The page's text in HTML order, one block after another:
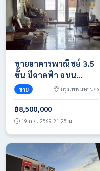
ขายอาคารพาณิชย์ 3.5
ชั้น มีดาดฟ้า ถนน
ประชาอุทิศ แขวง
ห้วยขวาง เขตห้วยขวาง
กรุงเทพฯ
ขาย กรุงเทพมหานคร
฿8,500,000
19 ก.ค. 2569 21:25 น.